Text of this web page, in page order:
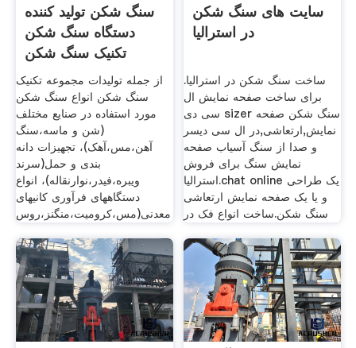
سنگ شکن تولید کننده
دستگاه سنگ شکن
تکنیک سنگ شکن
از جمله تولیدات مجموعه تکنیک
سنگ شکن انواع سنگ شکن
مورد استفاده در صنایع مختلف
(شن و ماسه،سنگ
آهن،مس،آهک)، تجهیزات دانه
بندی و حمل(سرند
ویبره،فیدر،نوارنقاله)، انواع
دستگاههای فرآوری کانیهای
معدنی(مس،کرومیت،منگنز،روس
سایت های سنگ شکن
در استرالیا
ساخت سنگ شکن در استرالیا.
برای ساخت صفحه نمایش ال
سی دی sizer سنگ شکن صفحه
نمایش,ارتعاشی,در ال سی دیسر
و صدا از سنگ آسیاب صفحه
نمایش سنگ برای فروش
استرالیا.chat online یک طراحی
و یا یک صفحه نمایش ارتعاشی
سنگ شکن.ساخت انواع فک در